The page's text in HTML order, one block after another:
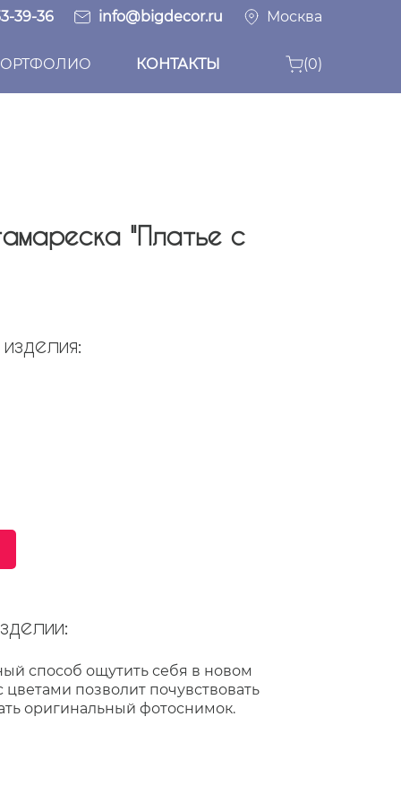
39-36 info@bigdecor.ru Москва
КОНТАКТЫ (0)
"Платье с
способ ощутить себя в новом
позволит почувствовать
оригинальный фотоснимок.